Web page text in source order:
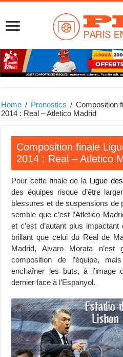
Home / Pronostics / Composition
2014 : Real – Atletico Madrid
Composition finale
2014 : Real – Atletico
Pour cette finale de la Ligue
des équipes risque d’être
blessures et de suspensions de
semble que c’est l’Atletico
et c’est d’autant plus
brillant que celui du Real de
Madrid, Alvaro Morata n’est
composition de l’équipe,
enchaîner les buts, à l’image
dernier face à l’Espanyol.